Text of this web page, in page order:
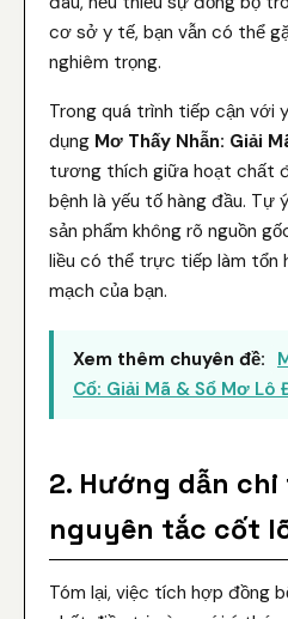
cơ sở y tế, bạn vẫn có thể
nghiêm trọng.
Trong quá trình tiếp cận với
dụng Mơ Thấy Nhẫn: Giải
tương thích giữa hoạt chất
bệnh là yếu tố hàng đầu. Tự
sản phẩm không rõ nguồn
liều có thể trực tiếp làm tổn
mạch của bạn.
Xem thêm chuyên đề:
Cổ: Giải Mã & Sổ Mơ Lô
2. Hướng dẫn chi
nguyên tắc cốt
Tóm lại, việc tích hợp đồng